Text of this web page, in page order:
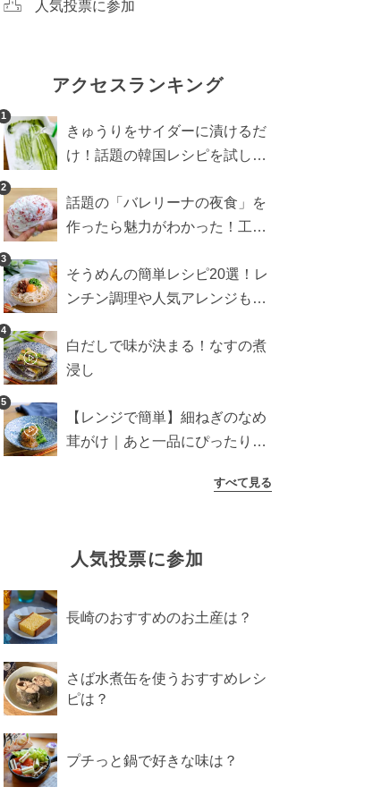
人気投票に参加
アクセスランキング
1
きゅうりをサイダーに漬けるだ
け！話題の韓国レシピを試した
2
話題の「バレリーナの夜食」を
作ったら魅力がわかった！工程
3
そうめんの簡単レシピ20選！レ
ンチン調理や人気アレンジも紹
4
白だしで味が決まる！なすの煮
浸し
5
【レンジで簡単】細ねぎのなめ
茸がけ｜あと一品にぴったり副
すべて見る
人気投票に参加
長崎のおすすめのお土産は？
さば水煮缶を使うおすすめレシ
ピは？
プチっと鍋で好きな味は？